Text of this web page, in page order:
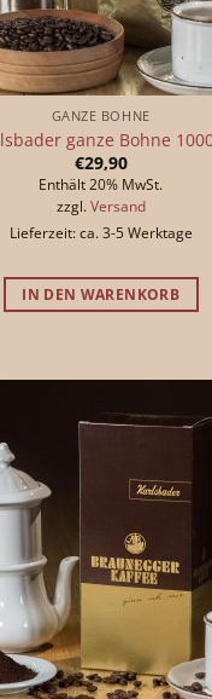
GANZE BOHNE
ganze Bohne
€29,90
Enthält 20% MwSt.
zzgl. Versand
Lieferzeit: ca. 3-5 Werktage
IN DEN WARENKORB